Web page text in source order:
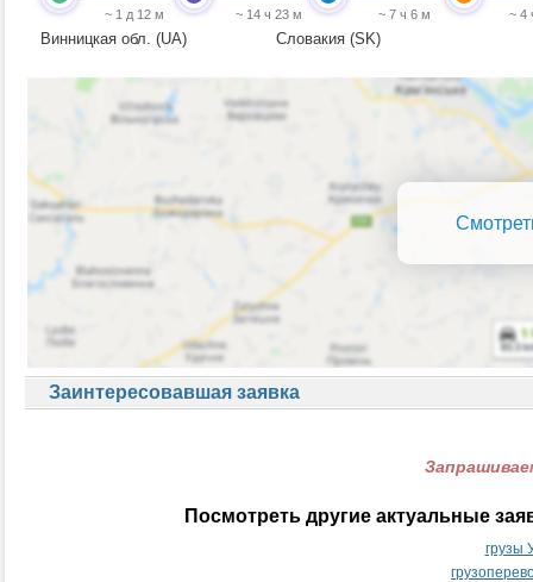
Винницкая обл. (UA)
~ 1 д 12 м ~ 14 ч 23 м
Словакия (SK)
~ 7 ч 6 м ~ 4
Заинтересовавшая заявка
Посмотреть другие актуальные
грузы